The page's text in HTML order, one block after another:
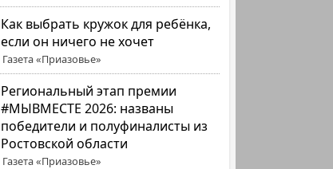
Как выбрать кружок для ребёнка,
если он ничего не хочет
Газета «Приазовье»
Региональный этап премии
#МЫВМЕСТЕ 2026: названы
победители и полуфиналисты из
Ростовской области
Газета «Приазовье»